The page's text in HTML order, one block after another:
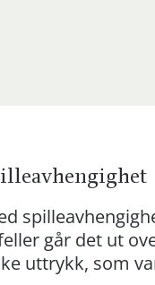
går det ut
uttrykk, som